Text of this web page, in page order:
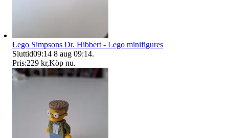
Lego Simpsons Dr. Hibbert - Lego minifigures
Sluttid09:14 8 aug 09:14.
Pris:229 kr,Köp nu.